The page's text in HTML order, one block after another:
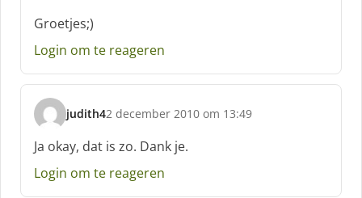
:Groetjes;)
Login om te reageren
judith4
s
c
h
r
2 december 2010 om 13:49
Ja okay, dat is zo. Dank je.
Login om te reageren